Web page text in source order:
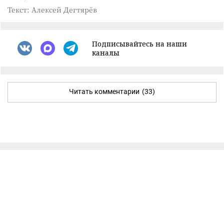
Текст: Алексей Дегтярёв
Подписывайтесь на наши
каналы
Читать комментарии (33)